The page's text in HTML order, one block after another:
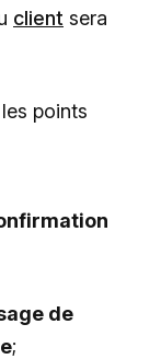
client sera
points
de
;